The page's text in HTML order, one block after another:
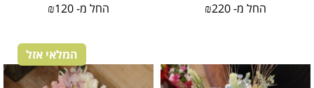
החל מ- ₪220 החל מ- ₪120
המלאי אזל